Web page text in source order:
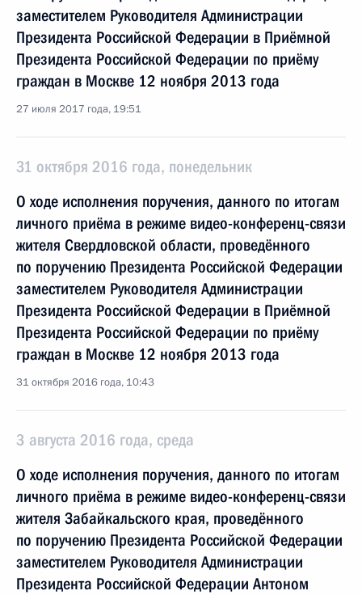
заместителем Руководителя Администрации
Президента Российской Федерации в Приёмной
Президента Российской Федерации по приёму
граждан в Москве 12 ноября 2013 года
27 июля 2017 года, 19:51
31 октября 2016 года, понедельник
О ходе исполнения поручения, данного по итогам
личного приёма в режиме видео-конференц-связи
жителя Свердловской области, проведённого
по поручению Президента Российской Федерации
заместителем Руководителя Администрации
Президента Российской Федерации в Приёмной
Президента Российской Федерации по приёму
граждан в Москве 12 ноября 2013 года
31 октября 2016 года, 10:43
3 августа 2016 года, среда
О ходе исполнения поручения, данного по итогам
личного приёма в режиме видео-конференц-связи
жителя Забайкальского края, проведённого
по поручению Президента Российской Федерации
заместителем Руководителя Администрации
Президента Российской Федерации Антоном